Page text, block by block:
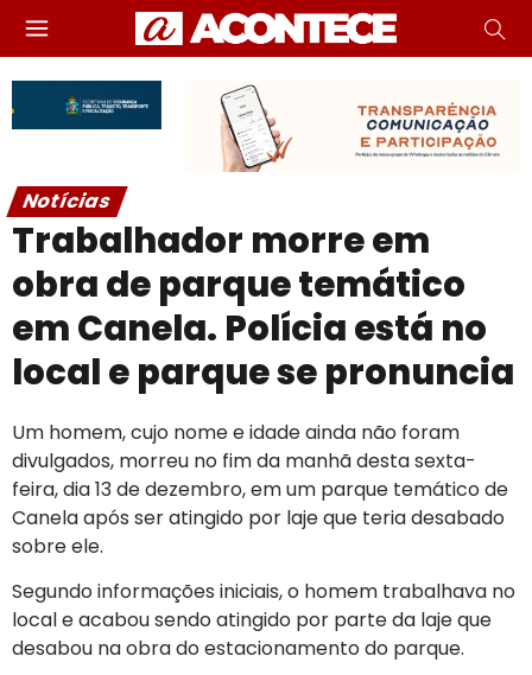
Notícias
Trabalhador morre em
obra de parque temático
em Canela. Polícia está no
local e parque se pronuncia
Um homem, cujo nome e idade ainda não foram
divulgados, morreu no fim da manhã desta sexta-
feira, dia 13 de dezembro, em um parque temático de
Canela após ser atingido por laje que teria desabado
sobre ele.
Segundo informações iniciais, o homem trabalhava no
local e acabou sendo atingido por parte da laje que
desabou na obra do estacionamento do parque.